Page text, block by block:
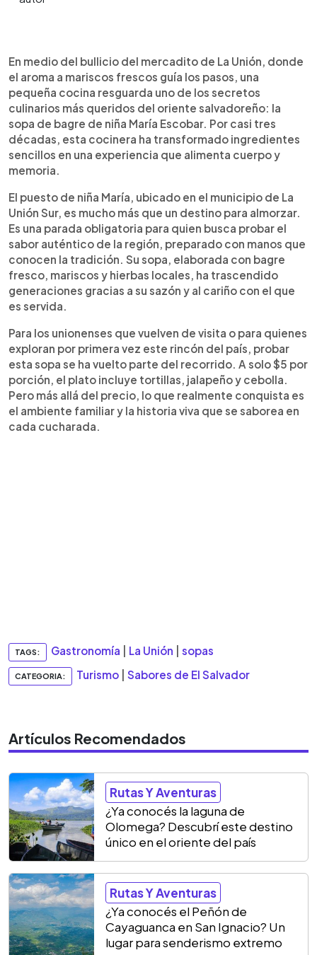
► Escuchar artículo
En el mercadito de La Unión, niña María Escobar ha
creado un ícono gastronómico con su sopa de
bagre, servida desde hace casi 30 años.
Preparada con mariscos frescos, guineo verde y
hierbas como chipilín y orégano, esta receta
casera ha conquistado a locales y visitantes por
igual. Cada plato, acompañado de tortillas,
jalapeño y cebolla, cuesta $5 y se sirve con
hospitalidad. Más que comida, es una experiencia
cargada de historia y tradición. La sopa de niña
María no solo alimenta, también reconforta, y se
ha convertido en una parada imperdible para
quien visita el oriente salvadoreño.
En medio del bullicio del mercadito de La Unión, donde
el aroma a mariscos frescos guía los pasos, una
pequeña cocina resguarda uno de los secretos
culinarios más queridos del oriente salvadoreño: la
sopa de bagre de niña María Escobar. Por casi tres
décadas, esta cocinera ha transformado ingredientes
sencillos en una experiencia que alimenta cuerpo y
memoria.
El puesto de niña María, ubicado en el municipio de La
Unión Sur, es mucho más que un destino para almorzar.
Es una parada obligatoria para quien busca probar el
sabor auténtico de la región, preparado con manos que
conocen la tradición. Su sopa, elaborada con bagre
fresco, mariscos y hierbas locales, ha trascendido
generaciones gracias a su sazón y al cariño con el que
es servida.
Para los unionenses que vuelven de visita o para quienes
exploran por primera vez este rincón del país, probar
esta sopa se ha vuelto parte del recorrido. A solo $5 por
porción, el plato incluye tortillas, jalapeño y cebolla.
Pero más allá del precio, lo que realmente conquista es
el ambiente familiar y la historia viva que se saborea en
cada cucharada.
TAGS: Gastronomía La Unión sopas
CATEGORIA: Turismo Sabores de El Salvador
Artículos Recomendados
Rutas Y Aventuras
¿Ya conocés la laguna de
Olomega? Descubrí este destino
único en el oriente del país
Rutas Y Aventuras
¿Ya conocés el Peñón de
Cayaguanca en San Ignacio? Un
lugar para senderismo extremo